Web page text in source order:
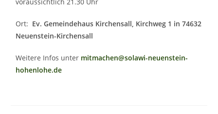
Ort: Ev. Gemeindehaus Kirchensall, Kirchweg 1 in 74632
Neuenstein-Kirchensall
Weitere Infos unter mitmachen@solawi-neuenstein-
hohenlohe.de